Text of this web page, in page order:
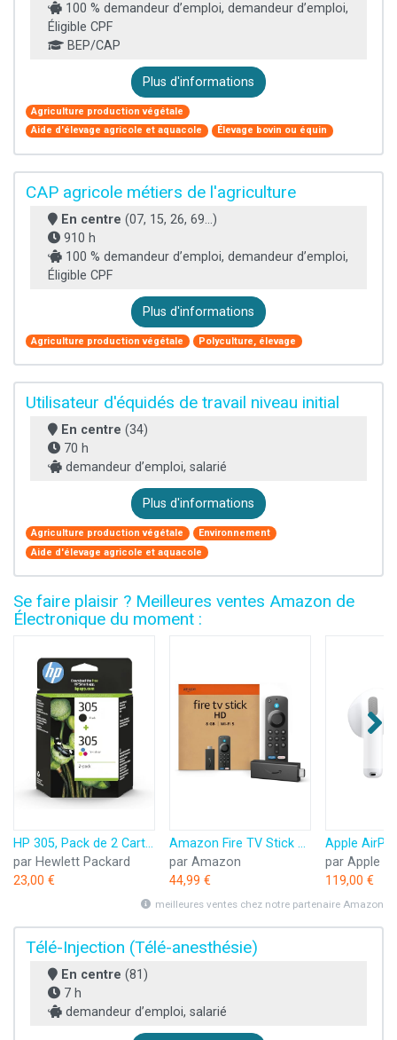
100 % demandeur d’emploi, demandeur d’emploi,
Éligible CPF
BEP/CAP
Plus d'informations
Agriculture production végétale
Aide d'élevage agricole et aquacole
Élevage bovin ou équin
CAP agricole métiers de l'agriculture
En centre (07, 15, 26, 69...)
910 h
100 % demandeur d’emploi, demandeur d’emploi,
Éligible CPF
Plus d'informations
Agriculture production végétale Polyculture, élevage
Utilisateur d'équidés de travail niveau initial
En centre (34)
70 h
demandeur d’emploi, salarié
Plus d'informations
Agriculture production végétale
Environnement
Aide d'élevage agricole et aquacole
Se faire plaisir ? Meilleures ventes Amazon de
Électronique du moment :
HP 305, Pack de 2 Cartouches d’Encre Originales, 6ZD17AE, Noir, Cyan, Jaune, Magenta
par Hewlett Packard
23,00 €
Amazon Fire TV Stick HD (Nouvelle génération) | TV gratuite et en direct, télécommande vocale Alexa, contrôle de la maison connectée, streaming HD
par Amazon
44,99 €
par Apple
119,00 €
meilleures ventes chez notre partenaire Amazon
Télé-Injection (Télé-anesthésie)
En centre (81)
7 h
demandeur d’emploi, salarié